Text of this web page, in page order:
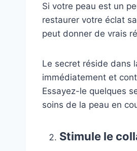
Si votre peau est un
restaurer votre éclat
peut donner de vrais
Le secret réside dans
immédiatement et
Essayez-le quelques
soins de la peau en
Stimule le